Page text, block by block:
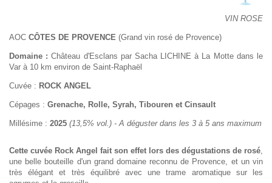
VIN ROSE
AOC CÔTES DE PROVENCE (Grand vin rosé de Provence)
Domaine : Château d'Esclans par Sacha LICHINE à La Motte dans le
Var à 10 km environ de Saint-Raphaël
Cuvée : ROCK ANGEL
Cépages : Grenache, Rolle, Syrah, Tibouren et Cinsault
Millésime : 2025 (13,5% vol.) - A déguster dans les 3 à 5 ans maximum
Cette cuvée Rock Angel fait son effet lors des dégustations de rosé
une belle bouteille d'un grand domaine reconnu de Provence, et un vin
très élégant et très équilibré avec une trame aromatique sur les